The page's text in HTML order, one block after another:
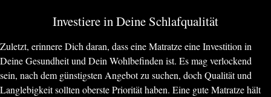
Investiere in Deine Schlafqualität
Zuletzt, erinnere Dich daran, dass eine Matratze eine Investition in
Deine Gesundheit und Dein Wohlbefinden ist. Es mag verlockend
sein, nach dem günstigsten Angebot zu suchen, doch Qualität und
Langlebigkeit sollten oberste Priorität haben. Eine gute Matratze hält